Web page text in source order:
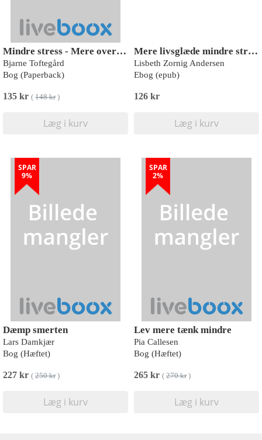
Mindre stress - Mere overskud
Bjarne Toftegård
Bog (Paperback)
135 kr ( 148 kr)
Læg i kurv
Mere livsglæde mindre stress
Lisbeth Zornig Andersen
Ebog (epub)
126 kr
Læg i kurv
SPAR
9%
Dæmp smerten
Lars Damkjær
Bog (Hæftet)
227 kr ( 250 kr)
Læg i kurv
SPAR
2%
Lev mere tænk mindre
Pia Callesen
Bog (Hæftet)
265 kr ( 270 kr)
Læg i kurv